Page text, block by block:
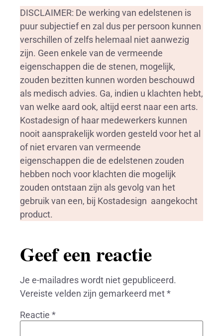
DISCLAIMER: De werking van edelstenen is
puur subjectief en zal dus per persoon kunnen
verschillen of zelfs helemaal niet aanwezig
zijn. Geen enkele van de vermeende
eigenschappen die de stenen, mogelijk,
zouden bezitten kunnen worden beschouwd
als medisch advies. Ga, indien u klachten hebt,
van welke aard ook, altijd eerst naar een arts.
Kostadesign of haar medewerkers kunnen
nooit aansprakelijk worden gesteld voor het al
of niet ervaren van vermeende
eigenschappen die de edelstenen zouden
hebben noch voor klachten die mogelijk
zouden ontstaan zijn als gevolg van het
gebruik van een, bij Kostadesign aangekocht
product.
Geef een reactie
Je e-mailadres wordt niet gepubliceerd.
Vereiste velden zijn gemarkeerd met*
Reactie *